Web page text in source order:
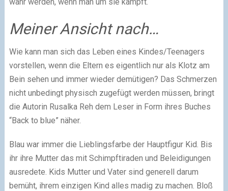
Meiner Ansicht nach…
Wie kann man sich das Leben eines Kindes/Teenagers
vorstellen, wenn die Eltern es eigentlich nur als Klotz am
Bein sehen und immer wieder demütigen? Das Schmerzen
nicht unbedingt physisch zugefügt werden müssen, bringt
die Autorin Rusalka Reh dem Leser in Form ihres Buches
“Back to blue” näher.
Blau war immer die Lieblingsfarbe der Hauptfigur Kid. Bis
ihr ihre Mutter das mit Schimpftiraden und Beleidigungen
ausredete. Kids Mutter und Vater sind generell darum
bemüht, ihrem einzigen Kind alles madig zu machen. Bloß